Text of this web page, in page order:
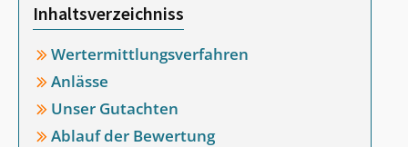
Inhaltsverzeichniss
Wertermittlungsverfahren
Anlässe
Unser Gutachten
Ablauf der Bewertung